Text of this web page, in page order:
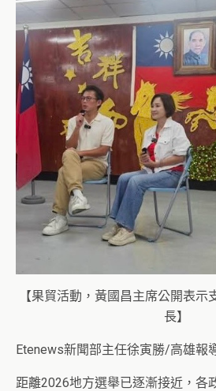
【果貿活動，黃國昌主席公開表
長】
Etenews新聞部主任徐寅勝/高雄報
距離2026地方選舉已逐漸接近，各